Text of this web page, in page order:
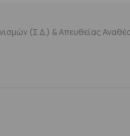
(Σ.Δ.) & Απευθείας